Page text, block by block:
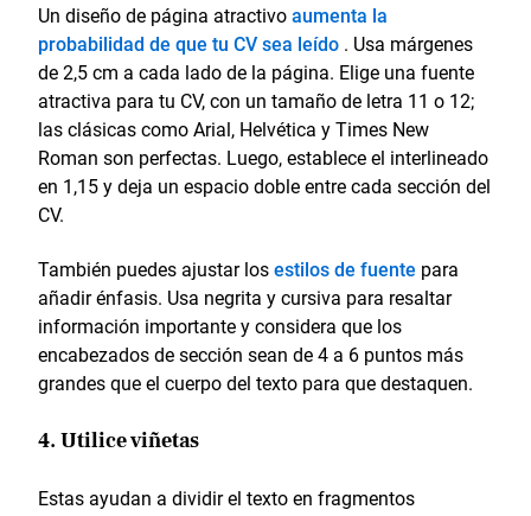
Un diseño de página atractivoaumenta la
probabilidad de que tu CV sea leído . Usa márgenes
de 2,5 cm a cada lado de la página. Elige una fuente
atractiva para tu CV, con un tamaño de letra 11 o 12;
las clásicas como Arial, Helvética y Times New
Roman son perfectas. Luego, establece el interlineado
en 1,15 y deja un espacio doble entre cada sección del
CV.
También puedes ajustar losestilos de fuente para
añadir énfasis. Usa negrita y cursiva para resaltar
información importante y considera que los
encabezados de sección sean de 4 a 6 puntos más
grandes que el cuerpo del texto para que destaquen.
4. Utilice viñetas
Estas ayudan a dividir el texto en fragmentos